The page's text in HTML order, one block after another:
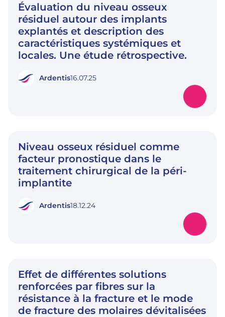
Évaluation du niveau osseux
résiduel autour des implants
explantés et description des
caractéristiques systémiques et
locales. Une étude rétrospective.
Ardentis16.07.25
Niveau osseux résiduel comme
facteur pronostique dans le
traitement chirurgical de la péri-
implantite
Ardentis18.12.24
Effet de différentes solutions
renforcées par fibres sur la
résistance à la fracture et le mode
de fracture des molaires dévitalisées